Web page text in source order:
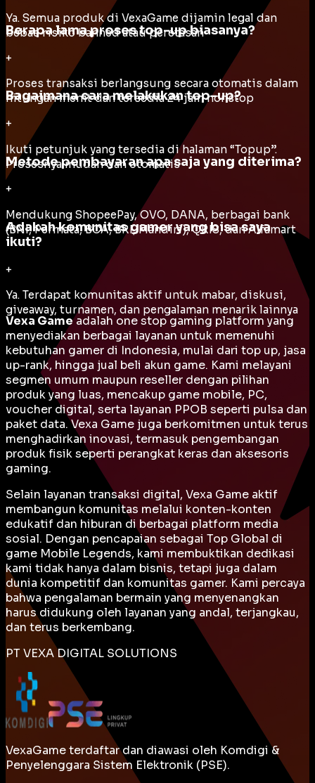
Ya. Semua produk di VexaGame dijamin legal dan
bebas risiko banned atau peretasan
Berapa lama proses top-up biasanya?
+
Proses transaksi berlangsung secara otomatis dalam
hitungan menit dan tersedia 24 jam nonstop
Bagaimana cara melakukan top-up?
+
Ikuti petunjuk yang tersedia di halaman “Topup”.
Prosesnya mudah dan otomatis
Metode pembayaran apa saja yang diterima?
+
Mendukung ShopeePay, OVO, DANA, berbagai bank
(BNI, Permata, BCA, BRI, Mandiri), QRIS, dan Alfamart
Adakah komunitas gamer yang bisa saya
ikuti?
+
Ya. Terdapat komunitas aktif untuk mabar, diskusi,
giveaway, turnamen, dan pengalaman menarik lainnya
Vexa Gameadalah one stop gaming platform yang
menyediakan berbagai layanan untuk memenuhi
kebutuhan gamer di Indonesia, mulai dari top up, jasa
up-rank, hingga jual beli akun game. Kami melayani
segmen umum maupun reseller dengan pilihan
produk yang luas, mencakup game mobile, PC,
voucher digital, serta layanan PPOB seperti pulsa dan
paket data. Vexa Game juga berkomitmen untuk terus
menghadirkan inovasi, termasuk pengembangan
produk fisik seperti perangkat keras dan aksesoris
gaming.
Selain layanan transaksi digital, Vexa Game aktif
membangun komunitas melalui konten-konten
edukatif dan hiburan di berbagai platform media
sosial. Dengan pencapaian sebagai Top Global di
game Mobile Legends, kami membuktikan dedikasi
kami tidak hanya dalam bisnis, tetapi juga dalam
dunia kompetitif dan komunitas gamer. Kami percaya
bahwa pengalaman bermain yang menyenangkan
harus didukung oleh layanan yang andal, terjangkau,
dan terus berkembang.
PT VEXA DIGITAL SOLUTIONS
VexaGame terdaftar dan diawasi oleh Komdigi &
Penyelenggara Sistem Elektronik (PSE).